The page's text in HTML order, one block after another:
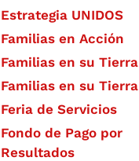
Estrategia UNIDOS
Familias en Acción
Familias en su Tierra
Familias en su Tierra
Feria de Servicios
Fondo de Pago por
Resultados